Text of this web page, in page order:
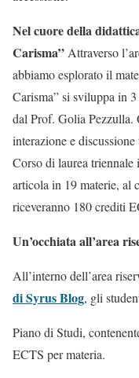
Nel cuore della
Carisma” Attraverso
abbiamo esplorato il
Carisma” si sviluppa in
dal Prof. Golia Pezzulla.
interazione e
Corso di laurea
articola in 19 materie, al
riceveranno 180 crediti
Un’occhiata all’area
All’interno dell’area
di Syrus Blog, gli
Piano di Studi,
ECTS per materia.